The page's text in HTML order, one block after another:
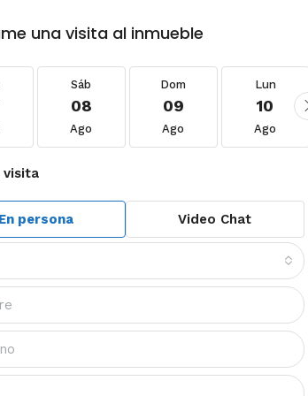
una visita al inmueble
Sáb
08
Ago
Dom
09
Ago
Lun
10
Ago
visita
En persona Video Chat